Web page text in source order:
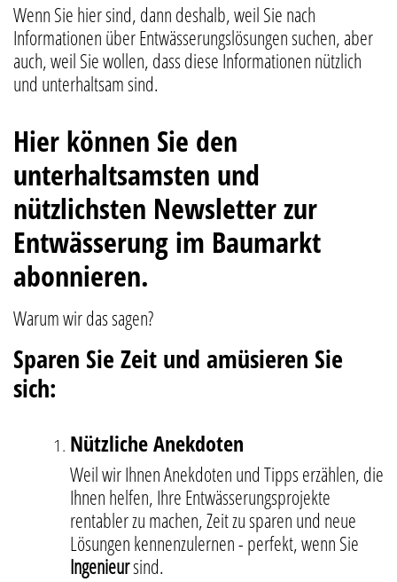
Wenn Sie hier sind, dann deshalb, weil Sie nach
Informationen über Entwässerungslösungen suchen, aber
auch, weil Sie wollen, dass diese Informationen nützlich
und unterhaltsam sind.
Hier können Sie den
unterhaltsamsten und
nützlichsten Newsletter zur
Entwässerung im Baumarkt
abonnieren.
Warum wir das sagen?
Sparen Sie Zeit und amüsieren Sie
sich:
Nützliche Anekdoten
Weil wir Ihnen Anekdoten und Tipps erzählen, die
Ihnen helfen, Ihre Entwässerungsprojekte
rentabler zu machen, Zeit zu sparen und neue
Lösungen kennenzulernen - perfekt, wenn Sie
Ingenieursind.